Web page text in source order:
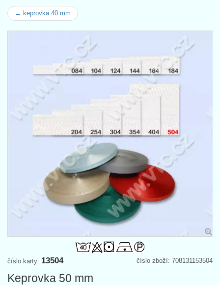
← keprovka 40 mm
číslo zboží: 708131153504
číslo karty: 13504
Keprovka 50 mm